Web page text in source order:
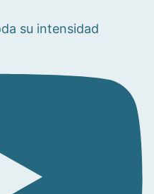
su intensidad